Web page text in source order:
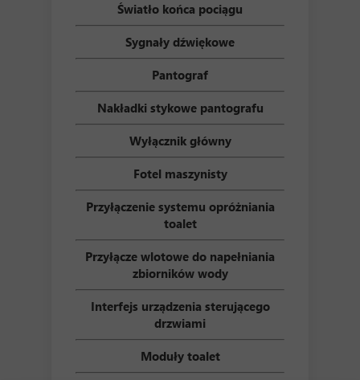
Światło końca pociągu
Sygnały dźwiękowe
Pantograf
Nakładki stykowe pantografu
Wyłącznik główny
Fotel maszynisty
Przyłączenie systemu opróżniania
toalet
Przyłącze wlotowe do napełniania
zbiorników wody
Interfejs urządzenia sterującego
drzwiami
Moduły toalet